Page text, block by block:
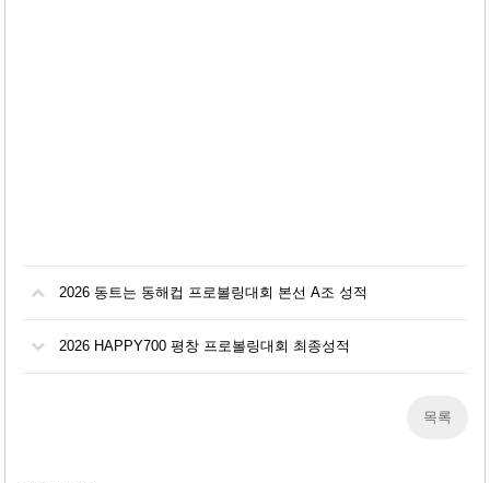
2026 동트는 동해컵 프로볼링대회 본선 A조 성적
2026 HAPPY700 평창 프로볼링대회 최종성적
목록